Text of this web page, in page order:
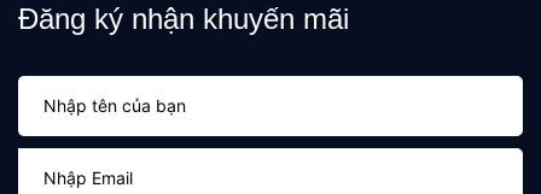
Đăng ký nhận khuyến mãi